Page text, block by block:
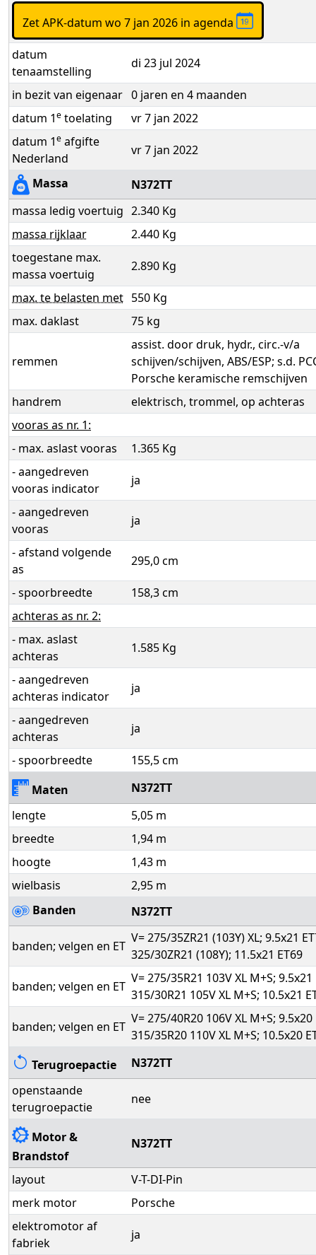
Zet APK-datum wo 7 jan 2026 in agenda
datum
tenaamstelling
di 23 jul 2024
in bezit van eigenaar 0 jaren en 4 maanden
datum 1e toelating
vr 7 jan 2022
datum 1e afgifte
Nederland
vr 7 jan 2022
Massa
N372TT
massa ledig voertuig 2.340 Kg
massa rijklaar
2.440 Kg
toegestane max.
massa voertuig
2.890 Kg
max. te belasten met 550 Kg
max. daklast
75 kg
remmen
assist. door druk, hydr., circ.-v/a
schijven/schijven, ABS/ESP; s.d.
Porsche keramische remschijven
handrem
elektrisch, trommel, op achteras
vooras as nr. 1:
- max. aslast vooras
1.365 Kg
- aangedreven
vooras indicator
ja
- aangedreven
vooras
ja
- afstand volgende
as
295,0 cm
- spoorbreedte
158,3 cm
achteras as nr. 2:
- max. aslast
achteras
1.585 Kg
- aangedreven
achteras indicator
ja
- aangedreven
achteras
ja
- spoorbreedte
155,5 cm
Maten
N372TT
lengte
5,05 m
breedte
1,94 m
hoogte
1,43 m
wielbasis
2,95 m
Banden
N372TT
banden; velgen en ET
V= 275/35ZR21 (103Y) XL; 9.5x21
325/30ZR21 (108Y); 11.5x21 ET69
banden; velgen en ET
V= 275/35R21 103V XL M+S; 9.5x21
315/30R21 105V XL M+S; 10.5x21
banden; velgen en ET
V= 275/40R20 106V XL M+S; 9.5x20
315/35R20 110V XL M+S; 10.5x20
Terugroepactie
N372TT
openstaande
terugroepactie
nee
Motor &
Brandstof
N372TT
layout
V-T-DI-Pin
merk motor
Porsche
elektromotor af
fabriek
ja